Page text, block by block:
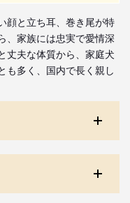
顔と立ち耳、巻き尾が特
、家族には忠実で愛情深
丈夫な体質から、家庭犬
も多く、国内で長く親し